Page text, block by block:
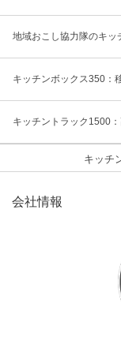
地域おこし協力隊のキッ
キッチンボックス350：
キッチントラック1500
キッチ
会社情報